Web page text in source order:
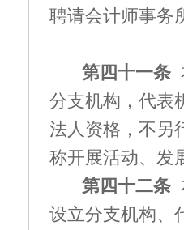
聘请会计师事务
第 四十一条
分支机构，代表
法人资格，不另
称开展活动、发
第四十二条
设立分支机构、